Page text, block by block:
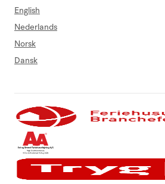
English
Nederlands
Norsk
Dansk